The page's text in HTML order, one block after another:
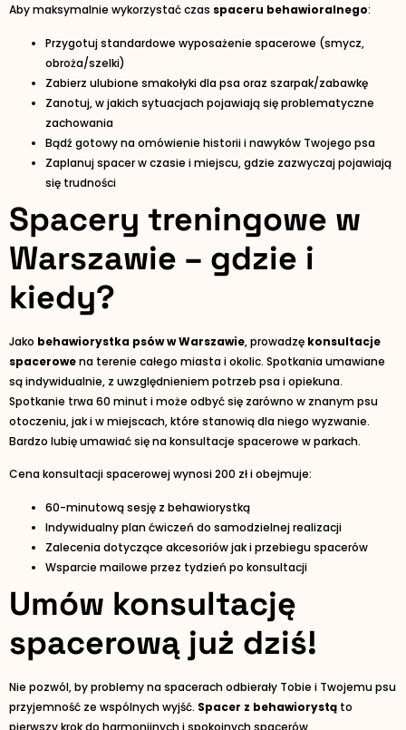
Aby maksymalnie wykorzystać czas spaceru behawioralnego:
Przygotuj standardowe wyposażenie spacerowe (smycz,
obroża/szelki)
Zabierz ulubione smakołyki dla psa oraz szarpak/zabawkę
Zanotuj, w jakich sytuacjach pojawiają się problematyczne
zachowania
Bądź gotowy na omówienie historii i nawyków Twojego psa
Zaplanuj spacer w czasie i miejscu, gdzie zazwyczaj pojawiają
się trudności
Spacery treningowe w
Warszawie – gdzie i
kiedy?
Jako behawiorystka psów w Warszawie, prowadzę konsultacje
spacerowena terenie całego miasta i okolic. Spotkania umawiane
są indywidualnie, z uwzględnieniem potrzeb psa i opiekuna.
Spotkanie trwa 60 minut i może odbyć się zarówno w znanym psu
otoczeniu, jak i w miejscach, które stanowią dla niego wyzwanie.
Bardzo lubię umawiać się na konsultacje spacerowe w parkach.
Cena konsultacji spacerowej wynosi 200 zł i obejmuje:
60-minutową sesję z behawiorystką
Indywidualny plan ćwiczeń do samodzielnej realizacji
Zalecenia dotyczące akcesoriów jak i przebiegu spacerów
Wsparcie mailowe przez tydzień po konsultacji
Umów konsultację
spacerową już dziś!
Nie pozwól, by problemy na spacerach odbierały Tobie i Twojemu psu
przyjemność ze wspólnych wyjść. Spacer z behawiorystą to
pierwszy krok do harmonijnych i spokojnych spacerów.